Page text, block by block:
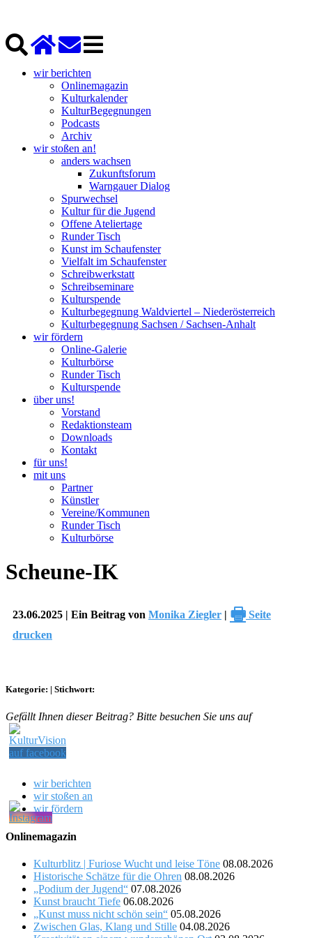
wir berichten
Onlinemagazin
Kulturkalender
KulturBegegnungen
Podcasts
Archiv
wir stoßen an!
anders wachsen
Zukunftsforum
Warngauer Dialog
Spurwechsel
Kultur für die Jugend
Offene Ateliertage
Runder Tisch
Kunst im Schaufenster
Vielfalt im Schaufenster
Schreibwerkstatt
Schreibseminare
Kulturspende
Kulturbegegnung Waldviertel – Niederösterreich
Kulturbegegnung Sachsen / Sachsen-Anhalt
wir fördern
Online-Galerie
Kulturbörse
Runder Tisch
Kulturspende
über uns!
Vorstand
Redaktionsteam
Downloads
Kontakt
für uns!
mit uns
Partner
Künstler
Vereine/Kommunen
Runder Tisch
Kulturbörse
Scheune-IK
23.06.2025 | Ein Beitrag von Monika Ziegler | 🖶 Seite
drucken
Kategorie: | Stichwort:
Gefällt Ihnen dieser Beitrag? Bitte besuchen Sie uns auf
wir berichten
wir stoßen an
wir fördern
Onlinemagazin
Kulturblitz | Furiose Wucht und leise Töne 08.08.2026
Historische Schätze für die Ohren 08.08.2026
„Podium der Jugend“ 07.08.2026
Kunst braucht Tiefe 06.08.2026
„Kunst muss nicht schön sein“ 05.08.2026
Zwischen Glas, Klang und Stille 04.08.2026